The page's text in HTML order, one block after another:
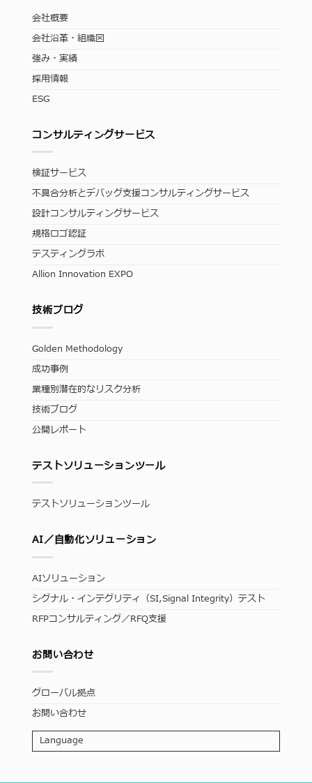
会社概要
会社沿革・組織図
強み・実績
採用情報
ESG
コンサルティングサービス
検証サービス
不具合分析とデバッグ支援コンサルティングサービス
設計コンサルティングサービス
規格ロゴ認証
テスティングラボ
Allion Innovation EXPO
技術ブログ
Golden Methodology
成功事例
業種別潜在的なリスク分析
技術ブログ
公開レポート
テストソリューションツール
テストソリューションツール
AI／自動化ソリューション
AIソリューション
シグナル・インテグリティ（SI,Signal Integrity）テスト
RFPコンサルティング／RFQ支援
お問い合わせ
グローバル拠点
お問い合わせ
Language